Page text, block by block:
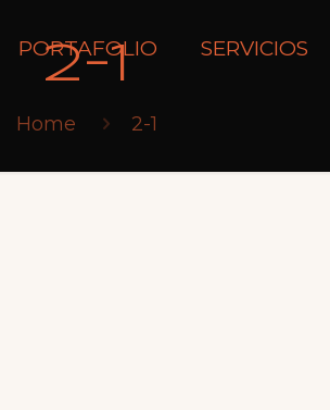
PORTAFOLIO SERVICIOS
2-1
Home 2-1